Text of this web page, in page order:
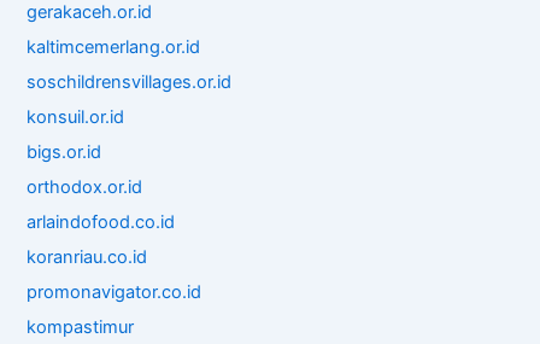
gerakaceh.or.id
kaltimcemerlang.or.id
soschildrensvillages.or.id
konsuil.or.id
bigs.or.id
orthodox.or.id
arlaindofood.co.id
koranriau.co.id
promonavigator.co.id
kompastimur